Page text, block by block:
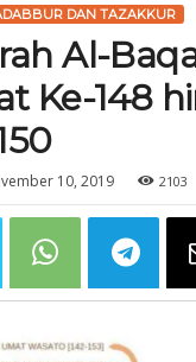
DAN TAZAKKUR
Al-
Ke-148
10, 2019 2103